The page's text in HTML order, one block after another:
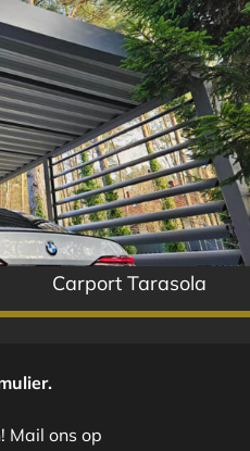
Carport Tarasola
Mail ons op